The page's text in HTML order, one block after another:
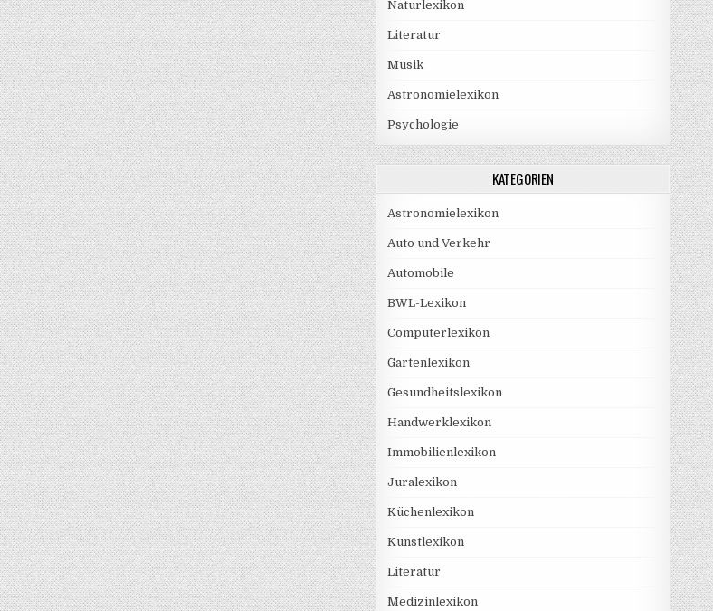
Naturlexikon
Literatur
Musik
Astronomielexikon
Psychologie
KATEGORIEN
Astronomielexikon
Auto und Verkehr
Automobile
BWL-Lexikon
Computerlexikon
Gartenlexikon
Gesundheitslexikon
Handwerklexikon
Immobilienlexikon
Juralexikon
Küchenlexikon
Kunstlexikon
Literatur
Medizinlexikon